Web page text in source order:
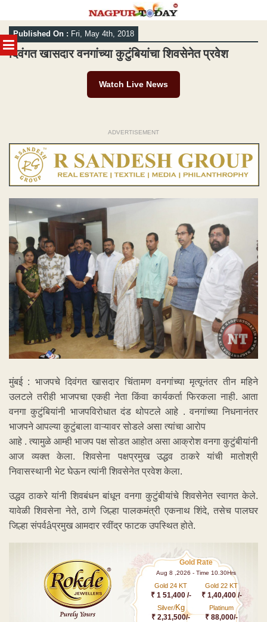
MENU
Skip
to
content
Published On : Fri, May 4th, 2018
दिवंगत खासदार वनगांच्या कुटुंबियांचा शिवसेनेत प्रवेश
Watch Live News
ADVERTISEMENT
मुंबई : भाजपचे दिवंगत खासदार चिंतामण वनगांच्या मृत्यूनंतर तीन महिने
उलटले तरीही भाजपचा एकही नेता किंवा कार्यकर्ता फिरकला नाही. आता
वनगा कुटुंबियांनी भाजपविरोधात दंड थोपटले आहे . वनगांच्या निधनानंतर
भाजपने आपल्या कुटुंबाला वाऱ्यावर सोडले असा त्यांचा आरोप
आहे . त्यामुळे आम्ही भाजप पक्ष सोडत आहोत असा आक्रोश वनगा कुटुंबीयांनी
आज व्यक्त केला. शिवसेना पक्षप्रमुख उद्धव ठाकरे यांची मातोश्री
निवासस्थानी भेट घेऊन त्यांनी शिवसेनेत प्रवेश केला.
उद्धव ठाकरे यांनी शिवबंधन बांधून वनगा कुटुंबीयांचे शिवसेनेत स्वागत केले.
यावेळी शिवसेना नेते, ठाणे जिल्हा पालकमंत्री एकनाथ शिंदे, तसेच पालघर
जिल्हा संपर्वâप्रमुख आमदार रवींद्र फाटक उपस्थित होते.
Gold Rate
Aug 8 ,2026 - Time 10.30Hrs
Gold 24 KT
₹ 1 51,400 /-
Gold 22 KT
₹ 1,40,400 /-
Silver/Kg
₹ 2,31,500/-
Platinum
₹ 88,000/-